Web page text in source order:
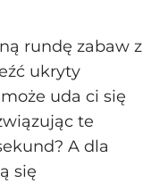
rundę zabaw z
ukryty
uda ci się
te
A dla
się